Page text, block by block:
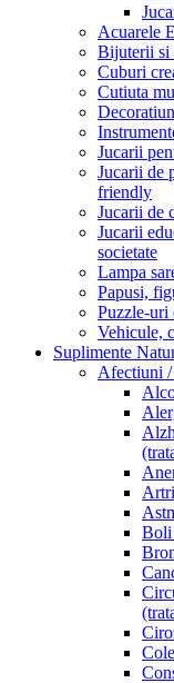
Acuarele
Bijuterii si
Cuburi
Cutiuta
Jucarii
Jucarii de
friendly
Jucarii de
Jucarii
societate
Lampa
Papusi,
Puzzle-uri
Vehicule,
Suplimente
Afectiuni /
Boli